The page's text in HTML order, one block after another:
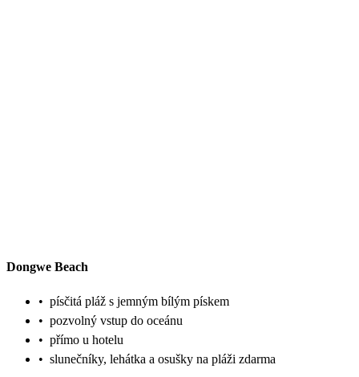
Dongwe Beach
• písčitá pláž s jemným bílým pískem
• pozvolný vstup do oceánu
• přímo u hotelu
• slunečníky, lehátka a osušky na pláži zdarma